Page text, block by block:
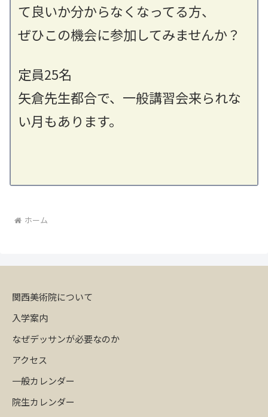
て良いか分からなくなってる方、
ぜひこの機会に参加してみませんか？
定員25名
矢倉先生都合で、一般講習会来られな
い月もあります。
ホーム
関西美術院について
入学案内
なぜデッサンが必要なのか
アクセス
一般カレンダー
院生カレンダー